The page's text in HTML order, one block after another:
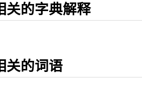
关的字典解释
关的词语